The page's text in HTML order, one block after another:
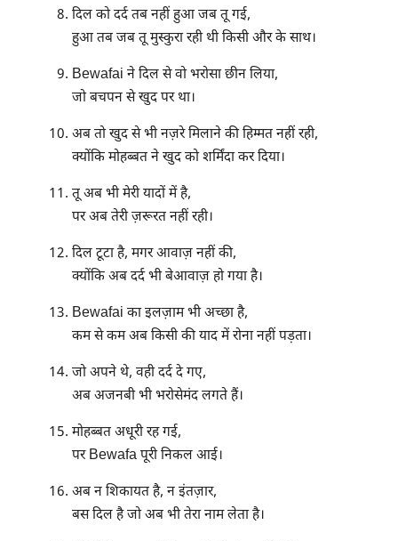
दिल को दर्द तब नहीं हुआ जब तू गई,
हुआ तब जब तू मुस्कुरा रही थी किसी और के साथ।
Bewafai ने दिल से वो भरोसा छीन लिया,
जो बचपन से खुद पर था।
अब तो खुद से भी नज़रे मिलाने की हिम्मत नहीं रही,
क्योंकि मोहब्बत ने खुद को शर्मिंदा कर दिया।
तू अब भी मेरी यादों में है,
पर अब तेरी ज़रूरत नहीं रही।
दिल टूटा है, मगर आवाज़ नहीं की,
क्योंकि अब दर्द भी बेआवाज़ हो गया है।
Bewafai का इलज़ाम भी अच्छा है,
कम से कम अब किसी की याद में रोना नहीं पड़ता।
जो अपने थे, वही दर्द दे गए,
अब अजनबी भी भरोसेमंद लगते हैं।
मोहब्बत अधूरी रह गई,
पर Bewafa पूरी निकल आई।
अब न शिकायत है, न इंतज़ार,
बस दिल है जो अब भी तेरा नाम लेता है।